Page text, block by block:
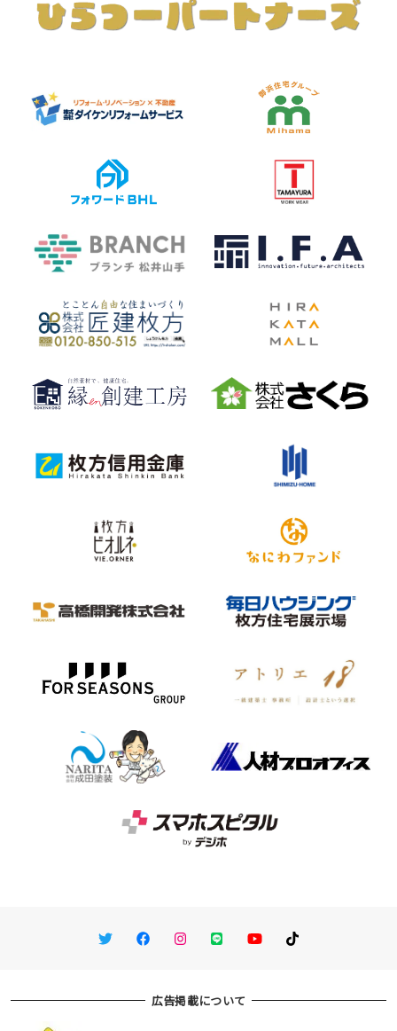
TwitterFacebookInstagram
LINE You TubeTikTok
広告掲載について